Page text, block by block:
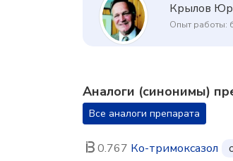
Крылов
Опыт работы:
Аналоги (синонимы)
Все аналоги препарата
0.767 Ко-тримоксазол